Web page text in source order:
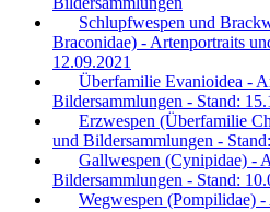
Schlupfwespen und
Braconidae) - Artenportraits
12.09.2021
Überfamilie Evanioidea -
Bildersammlungen - Stand:
Erzwespen (Überfamilie
und Bildersammlungen -
Gallwespen (Cynipidae) -
Bildersammlungen - Stand:
Wegwespen (Pompilidae)